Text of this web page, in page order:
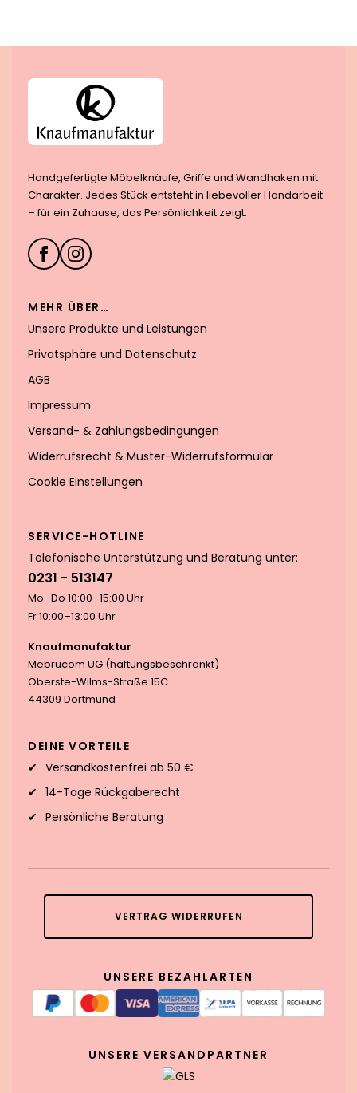
Handgefertigte Möbelknäufe, Griffe und Wandhaken mit
Charakter. Jedes Stück entsteht in liebevoller Handarbeit
– für ein Zuhause, das Persönlichkeit zeigt.
MEHR ÜBER…
Unsere Produkte und Leistungen
Privatsphäre und Datenschutz
AGB
Impressum
Versand- & Zahlungsbedingungen
Widerrufsrecht & Muster-Widerrufsformular
Cookie Einstellungen
SERVICE-HOTLINE
Telefonische Unterstützung und Beratung unter:
0231 - 513147
Mo–Do 10:00–15:00 Uhr
Fr 10:00–13:00 Uhr
Knaufmanufaktur
Mebrucom UG (haftungsbeschränkt)
Oberste-Wilms-Straße 15C
44309 Dortmund
DEINE VORTEILE
Versandkostenfrei ab 50 €
14-Tage Rückgaberecht
Persönliche Beratung
VERTRAG WIDERRUFEN
UNSERE BEZAHLARTEN
UNSERE VERSANDPARTNER